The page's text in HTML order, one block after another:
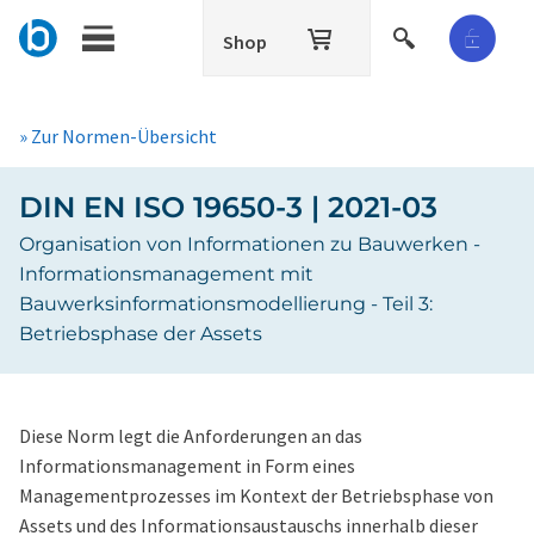
Shop
» Zur Normen-Übersicht
DIN EN ISO 19650-3 | 2021-03
Organisation von Informationen zu Bauwerken -
Informationsmanagement mit
Bauwerksinformationsmodellierung - Teil 3:
Betriebsphase der Assets
Diese Norm legt die Anforderungen an das
Informationsmanagement in Form eines
Managementprozesses im Kontext der Betriebsphase von
Assets und des Informationsaustauschs innerhalb dieser